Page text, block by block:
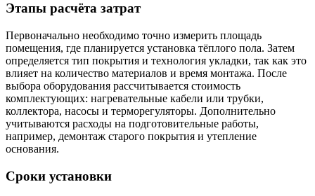
Этапы расчёта затрат
Первоначально необходимо точно измерить площадь
помещения, где планируется установка тёплого пола. Затем
определяется тип покрытия и технология укладки, так как это
влияет на количество материалов и время монтажа. После
выбора оборудования рассчитывается стоимость
комплектующих: нагревательные кабели или трубки,
коллектора, насосы и терморегуляторы. Дополнительно
учитываются расходы на подготовительные работы,
например, демонтаж старого покрытия и утепление
основания.
Сроки установки